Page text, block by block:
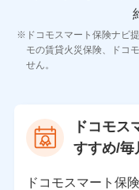
ビスに関してのお問
各種お問い合わせに
当社のサービスに関
をお送りするため
当社の対応品質向上
個人情報保護管
〒103-0013 東京
ドコモスマート保険ナビ
モの賃貸火災保険、ドコ
せん。
ドコモス
すすめ/毎
ドコモスマート保